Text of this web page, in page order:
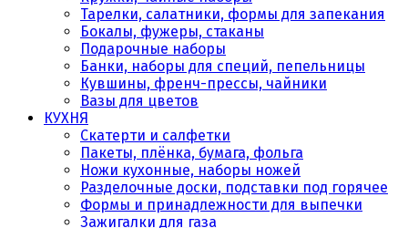
Тарелки, салатники, формы для запекания
Бокалы, фужеры, стаканы
Подарочные наборы
Банки, наборы для специй, пепельницы
Кувшины, френч-прессы, чайники
Вазы для цветов
КУХНЯ
Скатерти и салфетки
Пакеты, плёнка, бумага, фольга
Ножи кухонные, наборы ножей
Разделочные доски, подставки под горячее
Формы и принадлежности для выпечки
Зажигалки для газа